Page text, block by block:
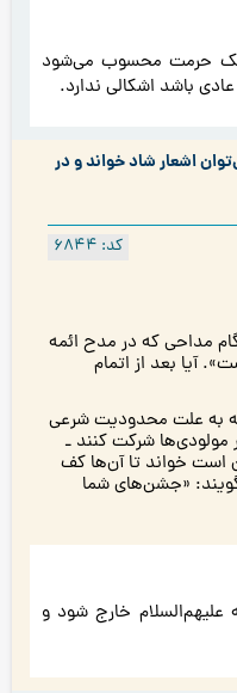
حرمت محسوب می‌شود
باشد اشکالی ندارد.
اشعار شاد خواند و در
کد: 6844
مداحى كه در مدح ائمه
آيا بعد از اتمام
كه به علت محدوديت شرعى
شركت كنند ـ
است خواند تا آن‌ها کف
«جشن‌هاى شما
خارج شود و